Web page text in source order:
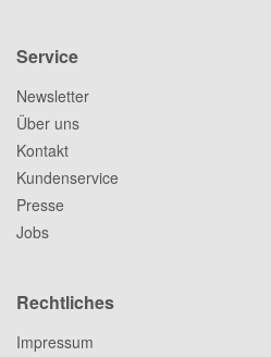
Service
Newsletter
Über uns
Kontakt
Kundenservice
Presse
Jobs
Rechtliches
Impressum